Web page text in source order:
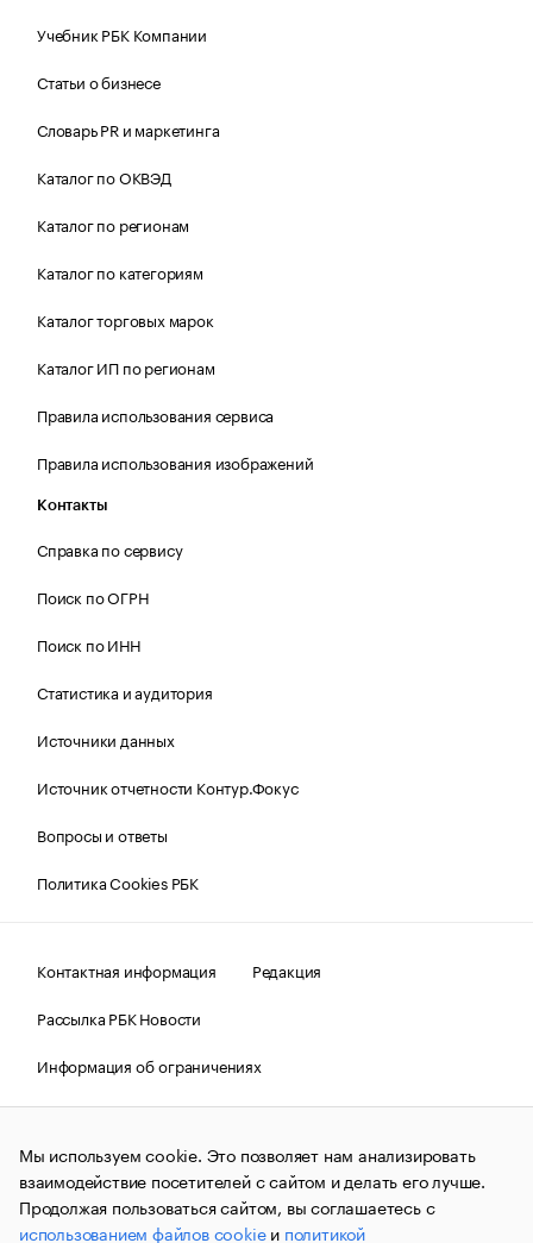
Учебник РБК Компании
Статьи о бизнесе
Словарь PR и маркетинга
Каталог по ОКВЭД
Каталог по регионам
Каталог по категориям
Каталог торговых марок
Каталог ИП по регионам
Правила использования сервиса
Правила использования изображений
Контакты
Справка по сервису
Поиск по ОГРН
Поиск по ИНН
Статистика и аудитория
Источники данных
Источник отчетности Контур.Фокус
Вопросы и ответы
Политика Cookies РБК
Контактная информация
Редакция
Рассылка РБК Новости
Информация об ограничениях
Правовая информация
О соблюдении авторских прав
© АО «РОСБИЗНЕСКОНСАЛТИНГ»,1995–2026.Сообщения
и материалы информационного агентства «РБК»
(зарегистрировано Федеральной службой по надзору в сфере
связи, информационных технологий и массовых
коммуникаций (Роскомнадзор) 09.12.2015 за номером ИА
Мы используем cookie. Это позволяет нам анализировать
взаимодействие посетителей с сайтом и делать его лучше.
Продолжая пользоваться сайтом, вы соглашаетесь с
использованием файлов cookieи политикой